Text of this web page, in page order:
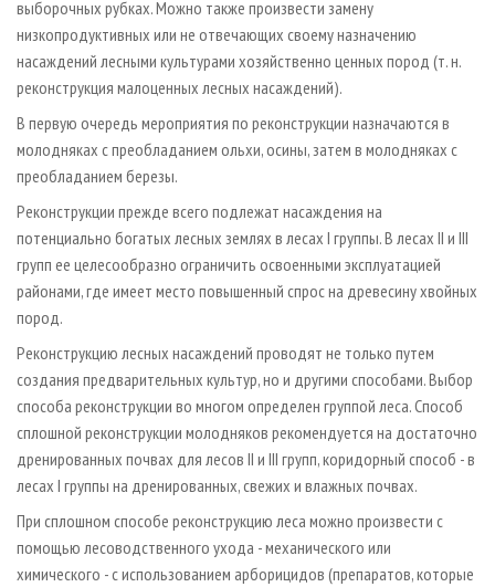
выборочных рубках. Можно также произвести замену
низкопродуктивных или не отвечающих своему назначению
насаждений лесными культурами хозяйственно ценных пород (т. н.
реконструкция малоценных лесных насаждений).
В первую очередь мероприятия по реконструкции назначаются в
молодняках с преобладанием ольхи, осины, затем в молодняках с
преобладанием березы.
Реконструкции прежде всего подлежат насаждения на
потенциально богатых лесных землях в лесах I группы. В лесах II и III
групп ее целесообразно ограничить освоенными эксплуатацией
районами, где имеет место повышенный спрос на древесину хвойных
пород.
Реконструкцию лесных насаждений проводят не только путем
создания предварительных культур, но и другими способами. Выбор
способа реконструкции во многом определен группой леса. Способ
сплошной реконструкции молодняков рекомендуется на достаточно
дренированных почвах для лесов II и III групп, коридорный способ - в
лесах I группы на дренированных, свежих и влажных почвах.
При сплошном способе реконструкцию леса можно произвести с
помощью лесоводственного ухода - механического или
химического - с использованием арборицидов (препаратов, которые